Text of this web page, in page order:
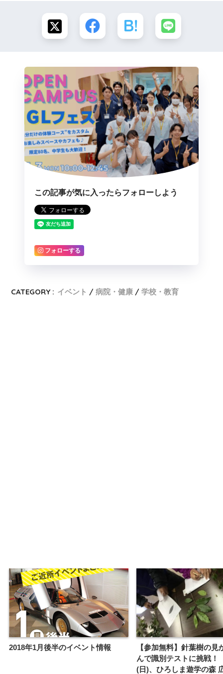
この記事が気に入ったらフォローしよう
フォローする
CATEGORY : イベント 病院・健康 学校・教育
2018年1月後半のイベント情報
【参加無料】針葉樹の見
んで識別テストに挑戦
(日)、ひろしま遊学の森